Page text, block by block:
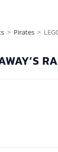
> Pirates >